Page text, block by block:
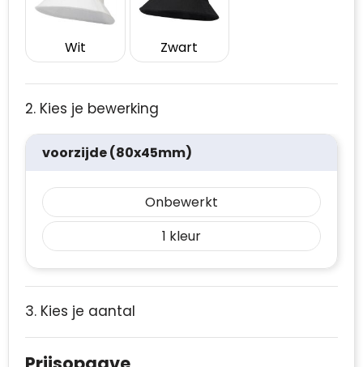
Wit Zwart
2. Kies je bewerking
voorzijde (80x45mm)
Onbewerkt
1
3. Kies je aantal